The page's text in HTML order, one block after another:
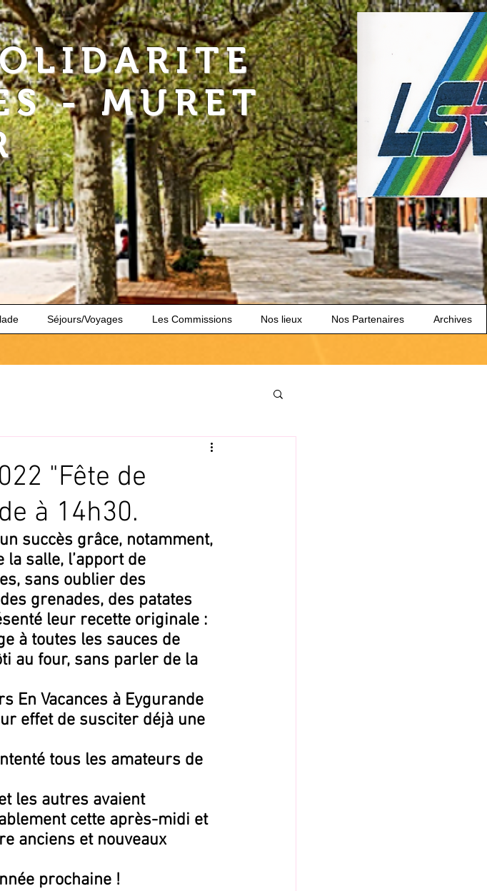
- MURET
Séjours/Voyages Les Commissions Nos lieux Nos Partenaires Archives
"Fête de
à 14h30.
succès grâce, notamment,
la salle, l’apport de
sans oublier des
grenades, des patates
leur recette originale :
à toutes les sauces de
au four, sans parler de la
En Vacances à Eygurande
effet de susciter déjà une
tous les amateurs de
les autres avaient
cette après-midi et
anciens et nouveaux
prochaine !